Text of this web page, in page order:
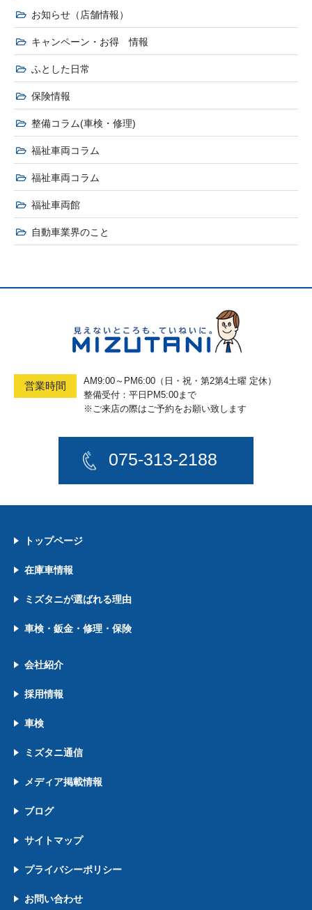
お知らせ（店舗情報）
キャンペーン・お得 情報
ふとした日常
保険情報
整備コラム(車検・修理)
福祉車両コラム
福祉車両コラム
福祉車両館
自動車業界のこと
営業時間
AM9:00～PM6:00（日・祝・第2第4土曜 定休）
整備受付：平日PM5:00まで
※ご来店の際はご予約をお願い致します
075-313-2188
トップページ
在庫車情報
ミズタニが選ばれる理由
車検・鈑金・修理・保険
会社紹介
採用情報
車検
ミズタニ通信
メディア掲載情報
ブログ
サイトマップ
プライバシーポリシー
お問い合わせ